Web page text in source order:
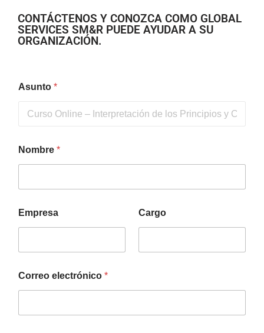
CONTÁCTENOS Y CONOZCA COMO GLOBAL
SERVICES SM&R PUEDE AYUDAR A SU
ORGANIZACIÓN.
Asunto *
Nombre *
Empresa Cargo
Correo electrónico *